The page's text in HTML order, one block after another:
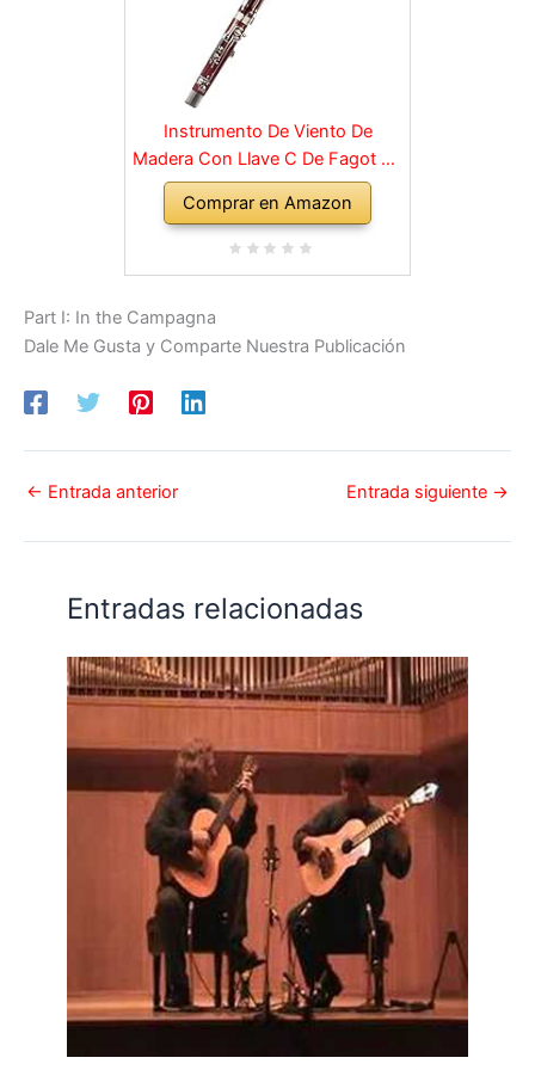
Instrumento De Viento De
Madera Con Llave C De Fagot De
Madera Con Accesorios De
Estuche, Instrumentos Musicales
De Banda Y Orquesta De Viento
Comprar en Amazon
Part I: In the Campagna
Dale Me Gusta y Comparte Nuestra Publicación
← Entrada anterior Entrada siguiente →
Entradas relacionadas